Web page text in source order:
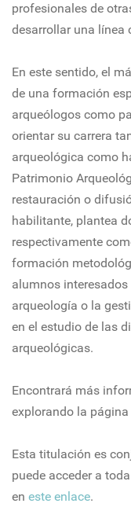
profesionales de
desarrollar una línea
En este sentido, el
de una formación
arqueólogos como
orientar su carrera
arqueológica como
Patrimonio
restauración o
habilitante, plantea
respectivamente
formación
alumnos
arqueología o la
en el estudio de las
arqueológicas.
Encontrará más
explorando la
Esta titulación es
puede acceder a
en este enlace.